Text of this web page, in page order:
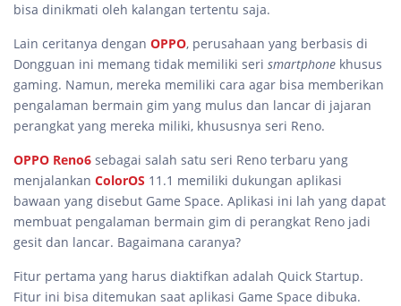
bisa dinikmati oleh kalangan tertentu saja.
Lain ceritanya dengan OPPO, perusahaan yang berbasis di
Dongguan ini memang tidak memiliki seri smartphone khusus
gaming. Namun, mereka memiliki cara agar bisa memberikan
pengalaman bermain gim yang mulus dan lancar di jajaran
perangkat yang mereka miliki, khususnya seri Reno.
OPPO Reno6 sebagai salah satu seri Reno terbaru yang
menjalankan ColorOS 11.1 memiliki dukungan aplikasi
bawaan yang disebut Game Space. Aplikasi ini lah yang dapat
membuat pengalaman bermain gim di perangkat Reno jadi
gesit dan lancar. Bagaimana caranya?
Fitur pertama yang harus diaktifkan adalah Quick Startup.
Fitur ini bisa ditemukan saat aplikasi Game Space dibuka.